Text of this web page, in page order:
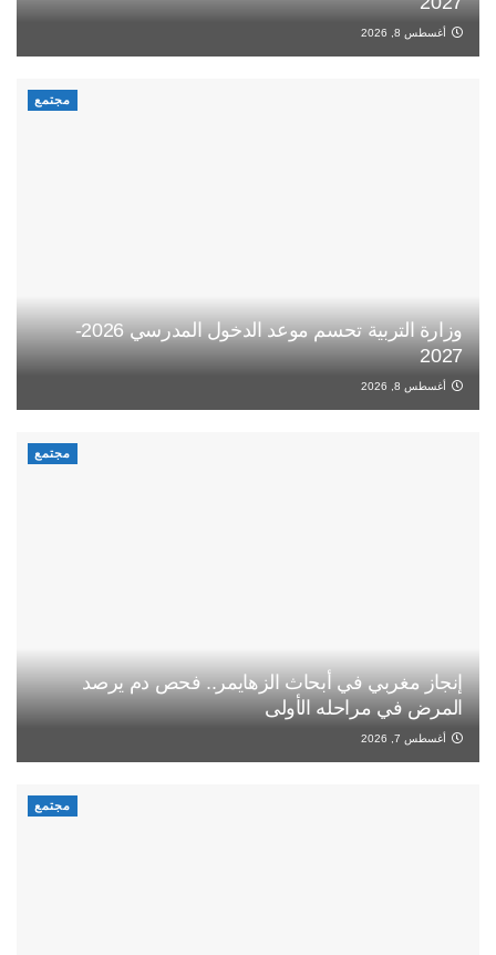
أغسطس 8, 2026
مجتمع
وزارة التربية تحسم موعد الدخول المدرسي 2026-
2027
أغسطس 8, 2026
مجتمع
إنجاز مغربي في أبحاث الزهايمر.. فحص دم يرصد
المرض في مراحله الأولى
أغسطس 7, 2026
مجتمع